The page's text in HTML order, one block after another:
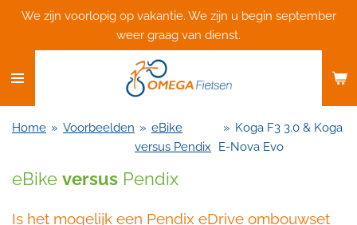
Ga
de
We zijn voorlopig op vakantie. We zijn u begin september
weer graag van dienst.
Home » Voorbeelden » eBike
versus Pendix
» Koga F3 3.0 & Koga
E-Nova Evo
eBike versus Pendix
Is het mogelijk een Pendix eDrive ombouwset